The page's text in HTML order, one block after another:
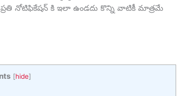
ప్రతి నోటిఫికేషన్ కి ఇలా ఉండదు కొన్ని వాటికీ మాత్రమే
[hide]